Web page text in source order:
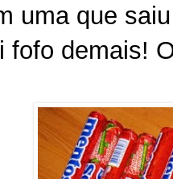
uma que
fofo demais!